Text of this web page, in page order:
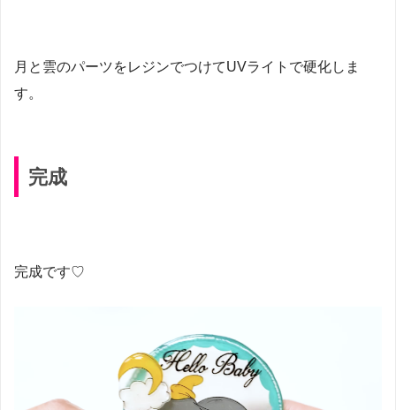
月と雲のパーツをレジンでつけてUVライトで硬化しま
す。
完成
完成です♡